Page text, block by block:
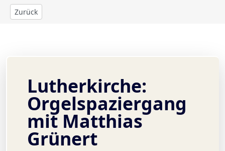
Zurück
Lutherkirche:
Orgelspaziergang
mit Matthias
Grünert